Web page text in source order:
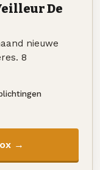
De
nieuwe
8
→